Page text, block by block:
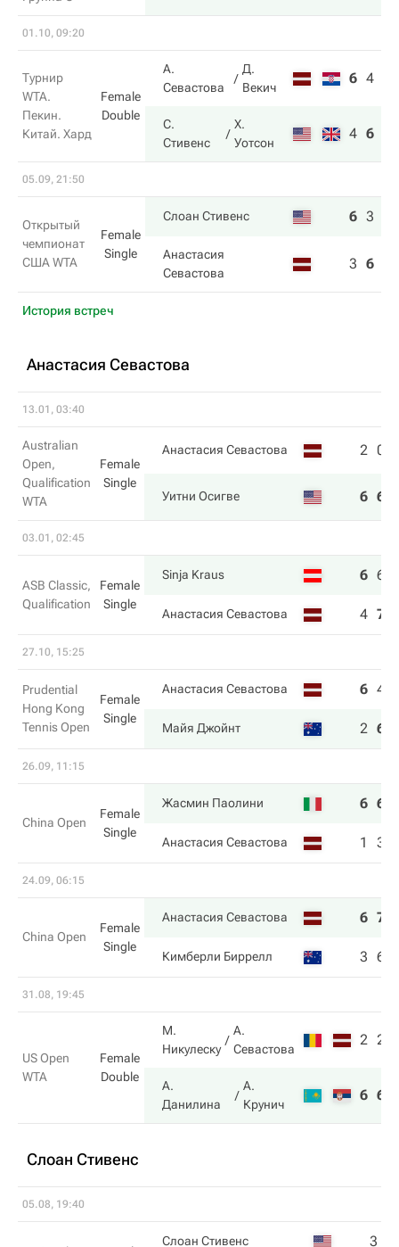
01.10, 09:20
Турнир
WTA.
Пекин.
Китай. Хард
Female
Double
А.
Севастова
Д.
Векич
6 4
С.
Стивенс
Х.
Уотсон
4 6
05.09, 21:50
Открытый
чемпионат
США WTA
Female
Single
Слоан Стивенс 6 3
Анастасия
Севастова
3 6
История встреч
Анастасия Севастова
13.01, 03:40
Australian
Open,
Qualification
WTA
Female
Single
Анастасия Севастова 2 0
Уитни Осигве 6 6
03.01, 02:45
ASB Classic,
Qualification
Female
Single
Sinja Kraus 6 6
Анастасия Севастова 4 7
27.10, 15:25
Prudential
Hong Kong
Tennis Open
Female
Single
Анастасия Севастова 6 4
Майя Джойнт 2 6
26.09, 11:15
China Open
Female
Single
Жасмин Паолини 6 6
Анастасия Севастова 1 3
24.09, 06:15
China Open
Female
Single
Анастасия Севастова 6 7
Кимберли Биррелл 3 6
31.08, 19:45
US Open
WTA
Female
Double
М.
Никулеску
А.
Севастова
2 2
А.
Данилина
А.
Крунич
6 6
Слоан Стивенс
05.08, 19:40
Слоан Стивенс 3